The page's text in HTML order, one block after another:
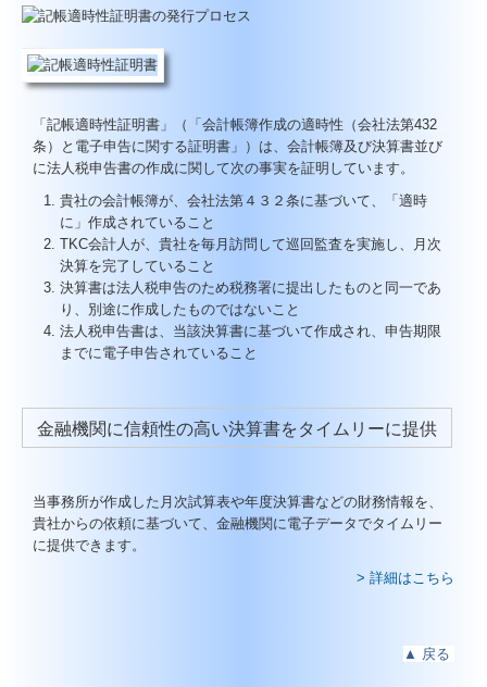
「記帳適時性証明書」（「会計帳簿作成の適時性（会社法第432
条）と電子申告に関する証明書」）は、会計帳簿及び決算書並び
に法人税申告書の作成に関して次の事実を証明しています。
貴社の会計帳簿が、会社法第４３２条に基づいて、「適時
に」作成されていること
TKC会計人が、貴社を毎月訪問して巡回監査を実施し、月次
決算を完了していること
決算書は法人税申告のため税務署に提出したものと同一であ
り、別途に作成したものではないこと
法人税申告書は、当該決算書に基づいて作成され、申告期限
までに電子申告されていること
金融機関に信頼性の高い決算書をタイムリーに提供
当事務所が作成した月次試算表や年度決算書などの財務情報を、
貴社からの依頼に基づいて、金融機関に電子データでタイムリー
に提供できます。
> 詳細はこちら
▲ 戻る